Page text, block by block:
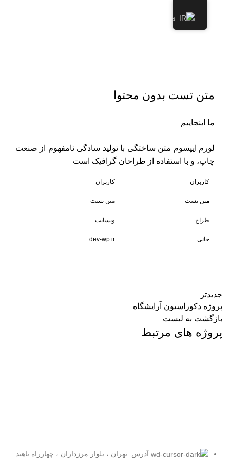
دکوراسیون ساختمان
متن تست بدون محتوا
ما اینجاییم
لورم ایپسوم متن ساختگی با تولید سادگی نامفهوم از صنعت
چاپ، و با استفاده از طراحان گرافیک است
کاربران
متن تست
کاربران
متن تست
طراح
جانی
وبسایت
dev-wp.ir
جدیدتر
پروژه دکوراسیون آرایشگاه
بازگشت بە لیست
پروژه های مرتبط
آدرس: تهران ، بلوار مرزداران ، چهارراه ناهید